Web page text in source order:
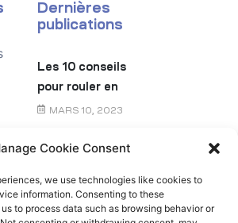
Cookie Consent
we use technologies like cookies to
information. Consenting to these
to process data such as browsing behavior or
Dernières
publications
Les 10 conseils
pour rouler en
toute sécurité
MARS 10, 2023
Le chèque
FÉVRIER 6, 2023